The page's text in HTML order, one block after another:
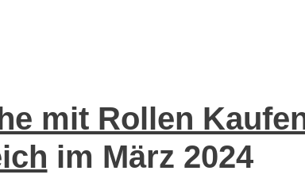
mit Rollen
im März 2024